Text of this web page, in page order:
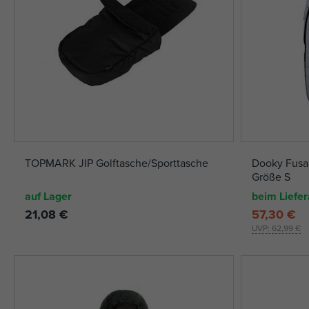
TOPMARK JIP Golftasche/Sporttasche
auf Lager
21,08 €
Dooky
Größe S
beim
UVP: 62,99 €
57,30 €